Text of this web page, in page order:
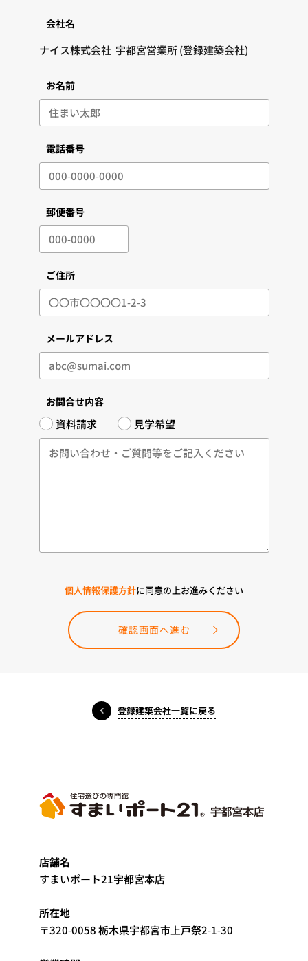
会社名
お名前
電話番号
郵便番号
ご住所
メールアドレス
お問合せ内容
資料請求 見学希望
個人情報保護方針に同意の上お進みください
確認画面へ進む
登録建築会社一覧に戻る
店舗名
すまいポート21宇都宮本店
所在地
〒320-0058 栃木県宇都宮市上戸祭2-1-30